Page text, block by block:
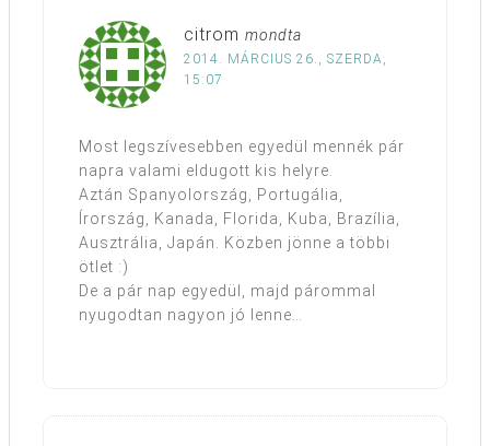
citrom mondta
2014. MÁRCIUS 26., SZERDA,
15:07
Most legszívesebben egyedül mennék pár
napra valami eldugott kis helyre.
Aztán Spanyolország, Portugália,
Írország, Kanada, Florida, Kuba, Brazília,
Ausztrália, Japán. Közben jönne a többi
ötlet :)
De a pár nap egyedül, majd párommal
nyugodtan nagyon jó lenne…